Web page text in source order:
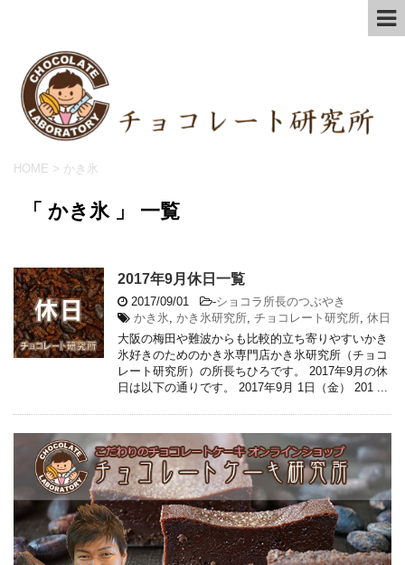
HOME > かき氷
「 かき氷 」 一覧
2017年9月休日一覧
2017/09/01 -ショコラ所長のつぶやき
かき氷 かき氷研究所 チョコレート研究所 休日
大阪の梅田や難波からも比較的立ち寄りやすいかき
氷好きのためのかき氷専門店かき氷研究所（チョコ
レート研究所）の所長ちひろです。 2017年9月の休
日は以下の通りです。 2017年9月 1日（金） 201 ...